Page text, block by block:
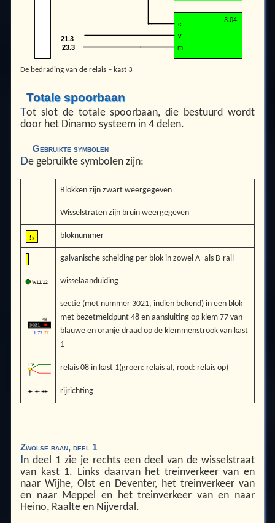
De bedrading van de relais – kast 3
Totale spoorbaan
Tot slot de totale spoorbaan, die bestuurd wordt
door het Dinamo systeem in 4 delen.
Gebruikte symbolen
De gebruikte symbolen zijn:
Blokken zijn zwart weergegeven
Wisselstraten zijn bruin weergegeven
bloknummer
galvanische scheiding per blok in zowel A- als B-rail
wisselaanduiding
sectie (met nummer 3021, indien bekend) in een blok
met bezetmeldpunt 48 en aansluiting op klem 77 van
blauwe en oranje draad op de klemmenstrook van kast
1
relais 08 in kast 1(groen: relais af, rood: relais op)
rijrichting
Zwolse baan, deel 1
n deel 1 zie je rechts een deel van de wisselstraat
van kast 1. Links daarvan het treinverkeer van en
naar Wijhe, Olst en Deventer, het treinverkeer van
en naar Meppel en het treinverkeer van en naar
Heino, Raalte en Nijverdal.